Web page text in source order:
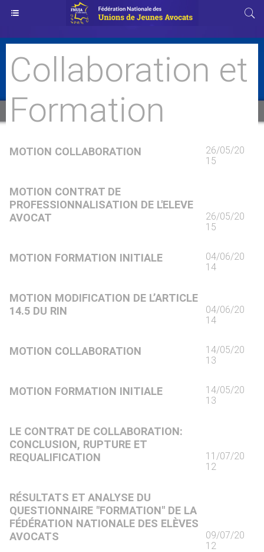
Collaboration et
Formation
MOTION COLLABORATION
26/05/20
15
MOTION CONTRAT DE
PROFESSIONNALISATION DE L'ELEVE
AVOCAT
26/05/20
15
MOTION FORMATION INITIALE
04/06/20
14
MOTION MODIFICATION DE L’ARTICLE
14.5 DU RIN
04/06/20
14
MOTION COLLABORATION
14/05/20
13
MOTION FORMATION INITIALE
14/05/20
13
LE CONTRAT DE COLLABORATION:
CONCLUSION, RUPTURE ET
REQUALIFICATION
11/07/20
12
RÉSULTATS ET ANALYSE DU
QUESTIONNAIRE "FORMATION" DE LA
FÉDÉRATION NATIONALE DES ELÈVES
AVOCATS
09/07/20
12